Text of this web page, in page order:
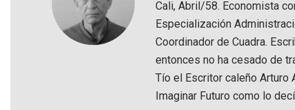
Cali, Abril/58. Economista
Especialización
Coordinador de Cuadra.
entonces no ha cesado de
Tío el Escritor caleño Arturo
Imaginar Futuro como lo